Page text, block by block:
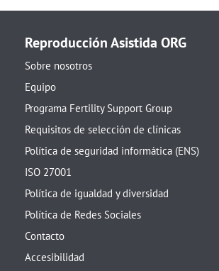
Reproducción Asistida ORG
Sobre nosotros
Equipo
Programa Fertility Support Group
Requisitos de selección de clínicas
Política de seguridad informática (ENS)
ISO 27001
Política de igualdad y diversidad
Política de Redes Sociales
Contacto
Accesibilidad